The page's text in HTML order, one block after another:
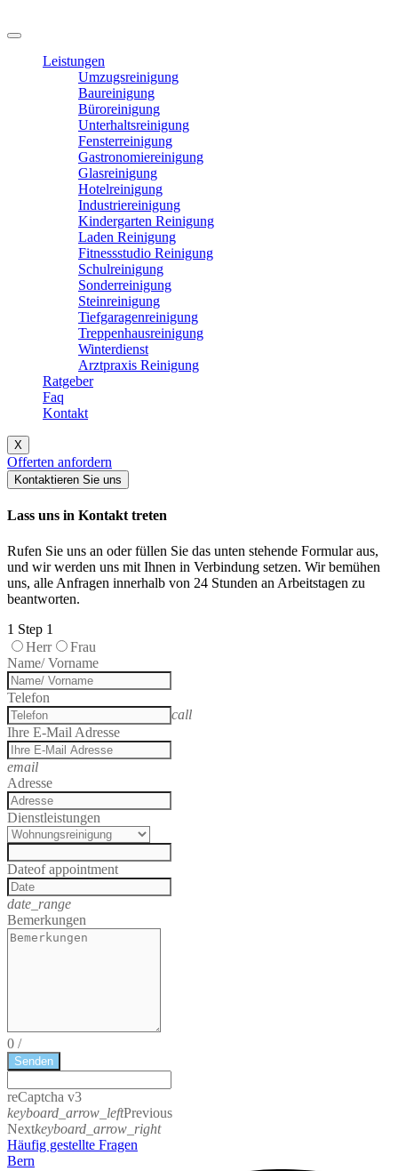
Leistungen
Umzugsreinigung
Baureinigung
Büroreinigung
Unterhaltsreinigung
Fensterreinigung
Gastronomiereinigung
Glasreinigung
Hotelreinigung
Industriereinigung
Kindergarten Reinigung
Laden Reinigung
Fitnessstudio Reinigung
Schulreinigung
Sonderreinigung
Steinreinigung
Tiefgaragenreinigung
Treppenhausreinigung
Winterdienst
Arztpraxis Reinigung
Ratgeber
Faq
Kontakt
X
Offerten anfordern
Kontaktieren Sie uns
Lass uns in Kontakt treten
Rufen Sie uns an oder füllen Sie das unten stehende Formular aus,
und wir werden uns mit Ihnen in Verbindung setzen. Wir bemühen
uns, alle Anfragen innerhalb von 24 Stunden an Arbeitstagen zu
beantworten.
1 Step 1
Herr
Frau
Name/ Vorname
Telefon
call
Ihre E-Mail Adresse
email
Adresse
Dienstleistungen
Dateof appointment
date_range
Bemerkungen
0 /
Senden
reCaptcha v3
keyboard_arrow_leftPrevious
Nextkeyboard_arrow_right
Häufig gestellte Fragen
Bern